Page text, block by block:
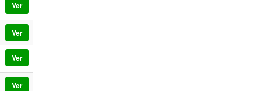
Ver
Ver
Ver
Ver